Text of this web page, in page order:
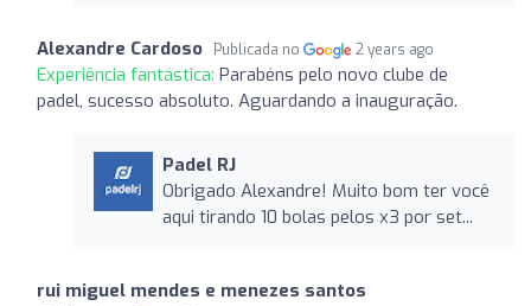
Alexandre Cardoso Publicada no 2 years ago
Experiência fantástica: Parabéns pelo novo clube de
padel, sucesso absoluto. Aguardando a inauguração.
Padel RJ
Obrigado Alexandre! Muito bom ter você
aqui tirando 10 bolas pelos x3 por set...
rui miguel mendes e menezes santos